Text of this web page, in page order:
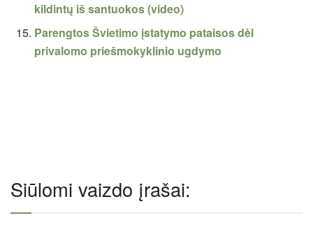
kildintų iš santuokos (video)
Parengtos Švietimo įstatymo pataisos dėl
privalomo priešmokyklinio ugdymo
Siūlomi vaizdo įrašai: